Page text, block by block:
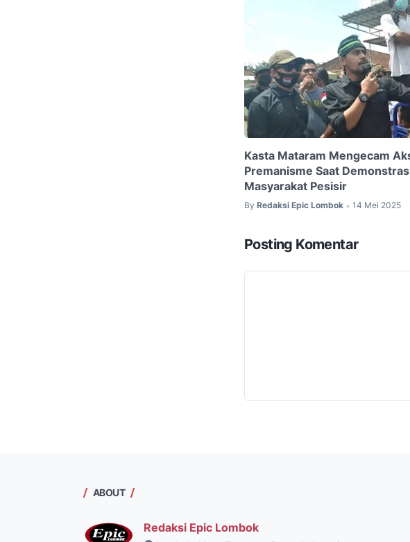
Kasta Mataram Mengecam
Premanisme Saat
Masyarakat Pesisir
By Redaksi Epic Lombok • 14 Mei 2025
Posting Komentar
ABOUT
Redaksi Epic Lombok